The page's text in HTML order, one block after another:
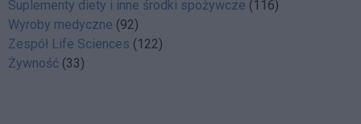
Suplementy diety i inne środki spożywcze (116)
Wyroby medyczne (92)
Zespół Life Sciences (122)
Żywność (33)